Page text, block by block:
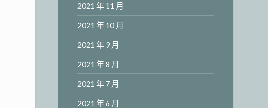
2021 年 11 月
2021 年 10 月
2021 年 9 月
2021 年 8 月
2021 年 7 月
2021 年 6 月